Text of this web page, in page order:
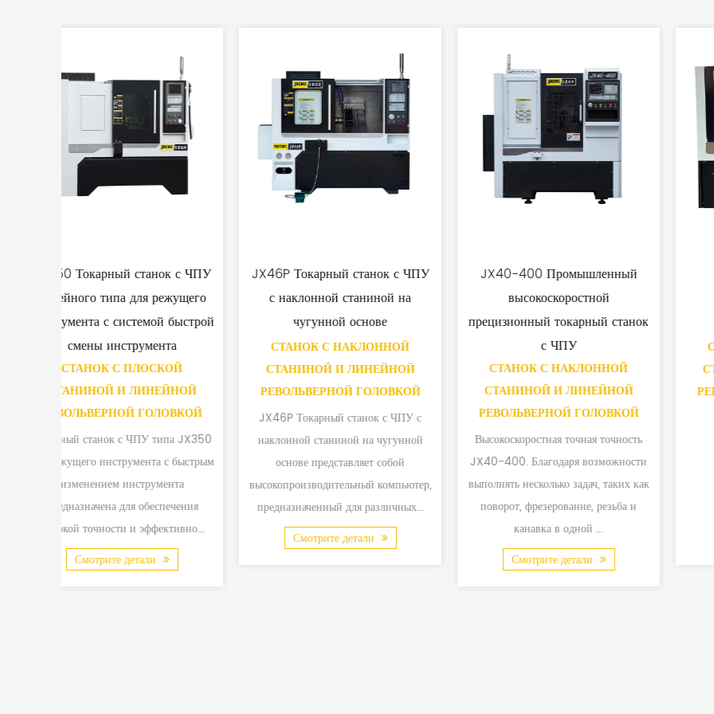
JX46P Токарный станок с ЧПУ
с наклонной станиной на
чугунной основе
СТАНОК С НАКЛОННОЙ
СТАНИНОЙ И ЛИНЕЙНОЙ
РЕВОЛЬВЕРНОЙ ГОЛОВКОЙ
JX46P Токарный станок с ЧПУ с
наклонной станиной на чугунной
основе представляет собой
высокопроизводительный компьютер,
предназначенный для различных...
Смотрите детали
JX40-400 Промышленный
высокоскоростной
прецизионный токарный станок
с ЧПУ
СТАНОК С НАКЛОННОЙ
СТАНИНОЙ И ЛИНЕЙНОЙ
РЕВОЛЬВЕРНОЙ ГОЛОВКОЙ
Высокоскоростная точная точность
JX40-400. Благодаря возможности
выполнять несколько задач, таких как
поворот, фрезерование, резьба и
канавка в одной ...
Jx32p
СТАНОК С НАКЛОННОЙ
СТАНИНОЙ И ЛИНЕЙНОЙ
РЕВОЛЬВЕРНОЙ ГОЛОВКОЙ
Смотрите детали